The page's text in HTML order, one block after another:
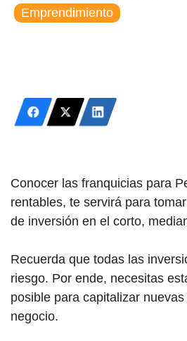
Emprendimiento
Conocer las franquicias para
rentables, te servirá para
de inversión en el corto,
Recuerda que todas las
riesgo. Por ende, necesitas
posible para capitalizar
negocio.